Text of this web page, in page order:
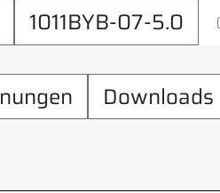
1011BYB-07-5.0
Downloads